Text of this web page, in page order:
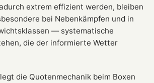
extrem effizient werden, bleiben
bei Nebenkämpfen und in
— systematische
die der informierte Wetter
die Quotenmechanik beim Boxen